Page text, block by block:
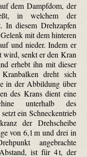
dem Dampfdom, der
in welchem der
In diesem Drehzapfen
mit dem hinteren
und nieder. Indem er
wird, senkt er den Kran
erhebt ihn mit dieser
dreht sich
in der Abbildung über
des Krans dient eine
unterhalb des
ein Schnecken­trieb
der Drehscheibe
von 6,1 m und drei in
angebrachte
ist für 4 t, der